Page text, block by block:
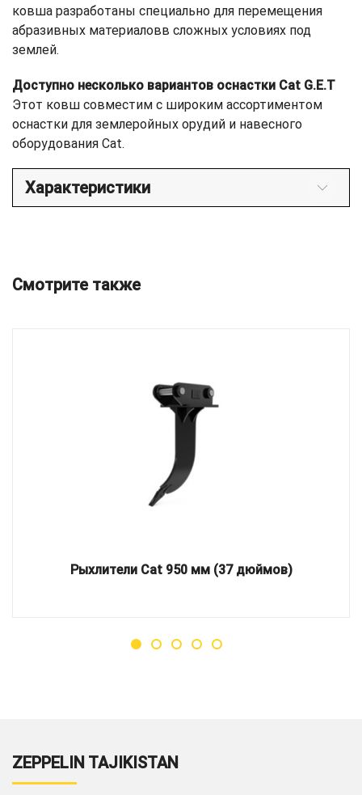
ковша разработаны специально для перемещения
абразивных материаловв сложных условиях под
землей.
Доступно несколько вариантов оснастки Cat G.E.T
Этот ковш совместим с широким ассортиментом
оснастки для землеройных орудий и навесного
оборудования Cat.
Характеристики
Смотрите также
Рыхлители Cat 950 мм (37 дюймов)
ZEPPELIN TAJIKISTAN